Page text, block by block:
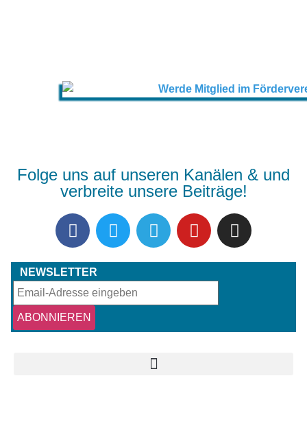
Folge uns auf unseren Kanälen & und
verbreite unsere Beiträge!
NEWSLETTER